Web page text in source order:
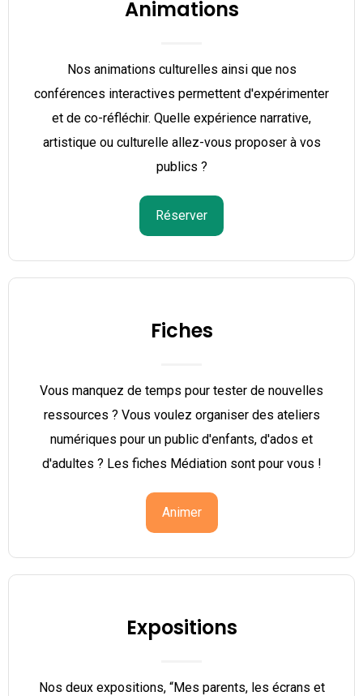
Animations
Nos animations culturelles ainsi que nos
conférences interactives permettent d'expérimenter
et de co-réfléchir. Quelle expérience narrative,
artistique ou culturelle allez-vous proposer à vos
publics ?
Réserver
Fiches
Vous manquez de temps pour tester de nouvelles
ressources ? Vous voulez organiser des ateliers
numériques pour un public d'enfants, d'ados et
d'adultes ? Les fiches Médiation sont pour vous !
Animer
Expositions
Nos deux expositions, “Mes parents, les écrans et